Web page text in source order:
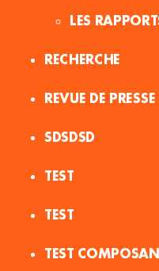
LES
RECHERCHE
REVUE DE PRESSE
SDSDSD
TEST
TEST
TEST